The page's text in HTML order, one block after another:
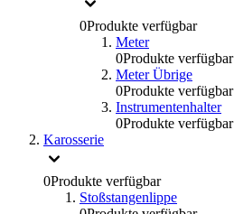
0Produkte verfügbar
Meter
0Produkte verfügbar
Meter Übrige
0Produkte verfügbar
Instrumentenhalter
0Produkte verfügbar
Karosserie
0Produkte verfügbar
Stoßstangenlippe